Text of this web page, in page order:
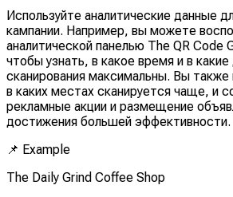
Используйте аналитические данные
кампании. Например, вы можете
аналитической панелью The QR Code
чтобы узнать, в какое время и в какие
сканирования максимальны. Вы
в каких местах сканируется чаще, и
рекламные акции и размещение
достижения большей эффективности.
📌 Example
The Daily Grind Coffee Shop